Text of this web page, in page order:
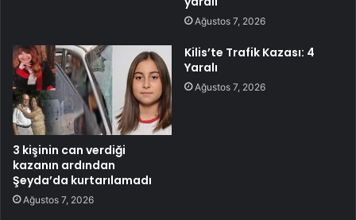
Ağustos 7, 2026
3 kişinin can verdiği
kazanın ardından
Şeyda’da kurtarılamadı
Ağustos 7, 2026
Kilis’te Trafik Kazası: 4
Yaralı
Ağustos 7, 2026